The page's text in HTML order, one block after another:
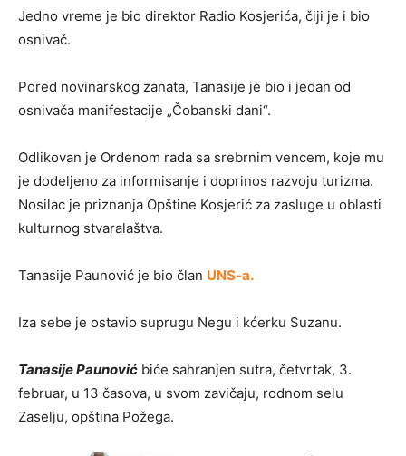
Jedno vreme je bio direktor Radio Kosjerića, čiji je i bio
osnivač.
Pored novinarskog zanata, Tanasije je bio i jedan od
osnivača manifestacije „Čobanski dani“.
Odlikovan je Ordenom rada sa srebrnim vencem, koje mu
je dodeljeno za informisanje i doprinos razvoju turizma.
Nosilac je priznanja Opštine Kosjerić za zasluge u oblasti
kulturnog stvaralaštva.
Tanasije Paunović je bio član UNS-a.
Iza sebe je ostavio suprugu Negu i kćerku Suzanu.
Tanasije Paunović biće sahranjen sutra, četvrtak, 3.
februar, u 13 časova, u svom zavičaju, rodnom selu
Zaselju, opština Požega.